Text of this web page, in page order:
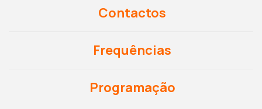
Contactos
Frequências
Programação